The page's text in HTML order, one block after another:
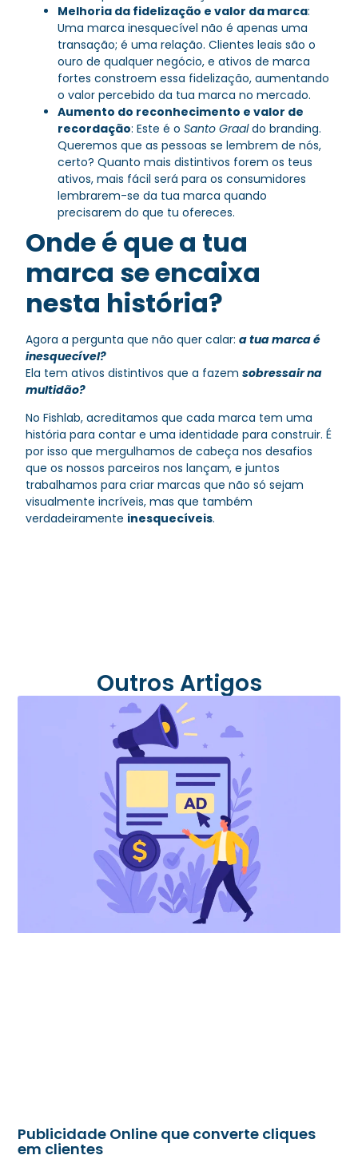
Melhoria da fidelização e valor da marca:
Uma marca inesquecível não é apenas uma
transação; é uma relação. Clientes leais são o
ouro de qualquer negócio, e ativos de marca
fortes constroem essa fidelização, aumentando
o valor percebido da tua marca no mercado.
Aumento do reconhecimento e valor de
recordação: Este é oSanto Graaldo branding.
Queremos que as pessoas se lembrem de nós,
certo? Quanto mais distintivos forem os teus
ativos, mais fácil será para os consumidores
lembrarem-se da tua marca quando
precisarem do que tu ofereces.
Onde é que a tua
marca se encaixa
nesta história?
Agora a pergunta que não quer calar:a tua marca é
inesquecível?
Ela tem ativos distintivos que a fazemsobressair na
multidão?
No Fishlab, acreditamos que cada marca tem uma
história para contar e uma identidade para construir. É
por isso que mergulhamos de cabeça nos desafios
que os nossos parceiros nos lançam, e juntos
trabalhamos para criar marcas que não só sejam
visualmente incríveis, mas que também
verdadeiramente inesquecíveis.
Outros Artigos
Publicidade Online que converte cliques
em clientes